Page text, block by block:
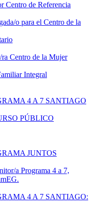
Centro de Referencia
o para el Centro de la
Centro de la Mujer
Integral
4 A 7 SANTIAGO
PÚBLICO
JUNTOS
a Programa 4 a 7,
4 A 7 SANTIAGO: